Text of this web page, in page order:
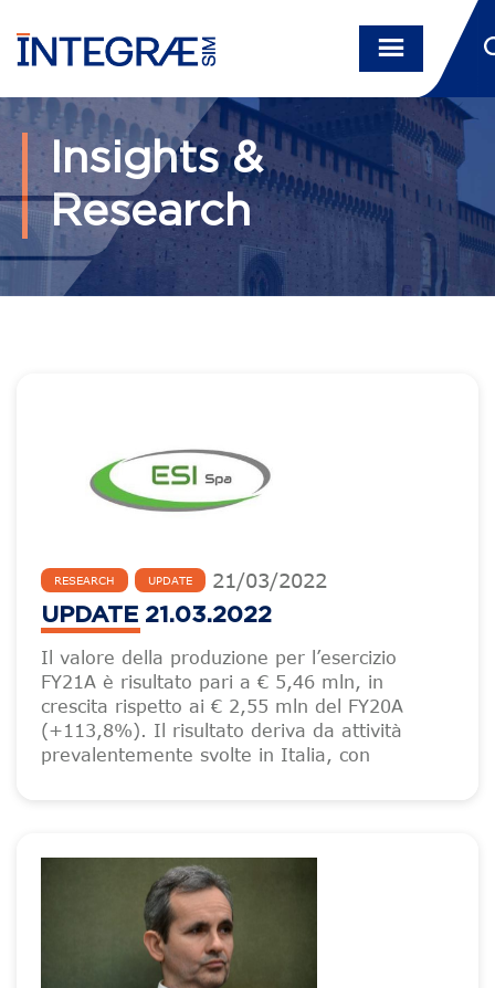
Insights &
Research
RESEARCH UPDATE 21/03/2022
UPDATE 21.03.2022
Il valore della produzione per l’esercizio
FY21A è risultato pari a € 5,46 mln, in
crescita rispetto ai € 2,55 mln del FY20A
(+113,8%). Il risultato deriva da attività
prevalentemente svolte in Italia, con